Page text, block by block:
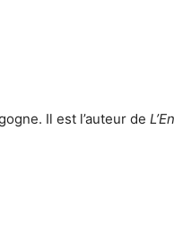
Il est l’auteur de